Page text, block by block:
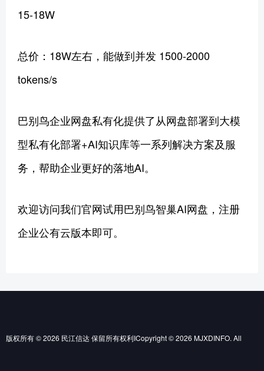
15-18W
总价：18W左右，能做到并发 1500-2000
tokens/s
巴别鸟企业网盘私有化提供了从网盘部署到大模
型私有化部署+AI知识库等一系列解决方案及服
务，帮助企业更好的落地AI。
欢迎访问我们官网试用巴别鸟智巢AI网盘，注册
企业公有云版本即可。
版权所有 © 2026 民江信达 保留所有权利ICopyright © 2026 MJXDINFO. All